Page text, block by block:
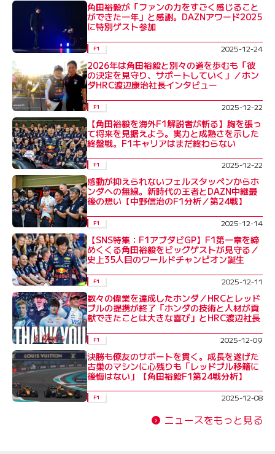
角田裕毅が「ファンの力をすごく感じること
ができた一年」と感謝。DAZNアワード2025
に特別ゲスト参加
F1 2025-12-24
2026年は角田裕毅と別々の道を歩むも「彼
の決定を見守り、サポートしていく」／ホン
ダHRC渡辺康治社長インタビュー
F1 2025-12-22
【角田裕毅を海外F1解説者が斬る】胸を張っ
て将来を見据えよう。実力と成熟さを示した
終盤戦。F1キャリアはまだ終わらない
F1 2025-12-22
感動が抑えられないフェルスタッペンからホ
ンダへの無線。新時代の王者とDAZN中継最
後の想い【中野信治のF1分析／第24戦】
F1 2025-12-14
【SNS特集：F1アブダビGP】F1第一章を締
めくくる角田裕毅をビッグゲストが見守る／
史上35人目のワールドチャンピオン誕生
F1 2025-12-11
数々の偉業を達成したホンダ／HRCとレッド
ブルの提携が終了「ホンダの技術と人材が貢
献できたことは大きな喜び」とHRC渡辺社長
F1 2025-12-09
決勝も僚友のサポートを貫く。成長を遂げた
古巣のマシンに心残りも「レッドブル移籍に
後悔はない」【角田裕毅F1第24戦分析】
F1 2025-12-08
ニュースをもっと見る